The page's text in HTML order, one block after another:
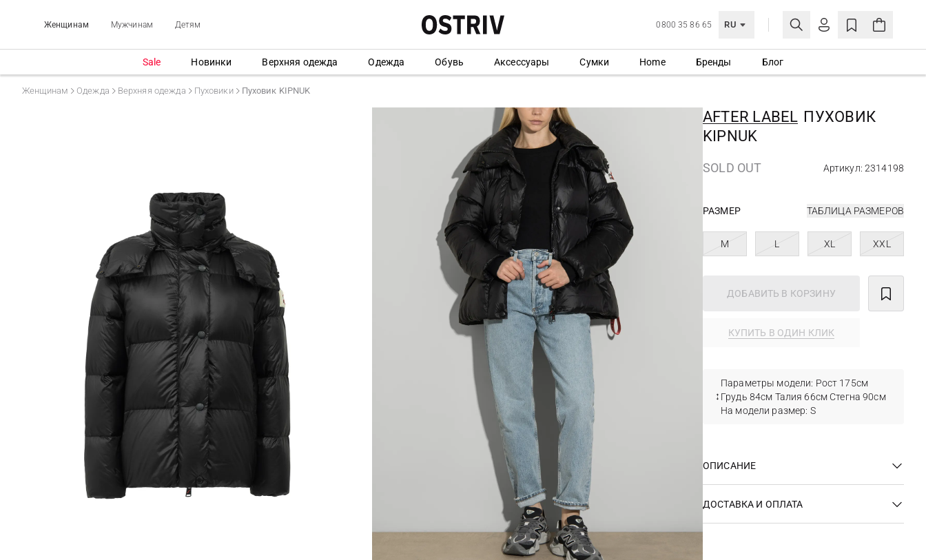
Женщинам Мужчинам Детям 0800 35 86 65 RU
ЛИЧНЫЙ КАБИНЕТ
Sale Новинки Верхняя одежда Одежда Обувь Аксессуары Сумки Home Бренды Блог
Женщинам Одежда Верхняя одежда Пуховики Пуховик KIPNUK
AFTER LABEL ПУХОВИК
KIPNUK
SOLD OUT Артикул: 2314198
РАЗМЕР ТАБЛИЦА РАЗМЕРОВ
M L XL XXL
ДОБАВИТЬ В КОРЗИНУ
КУПИТЬ В ОДИН КЛИК
Параметры модели: Рост 175см
Грудь 84см Талия 66см Стегна 90см
На модели размер: S
ОПИСАНИЕ
ДОСТАВКА И ОПЛАТА